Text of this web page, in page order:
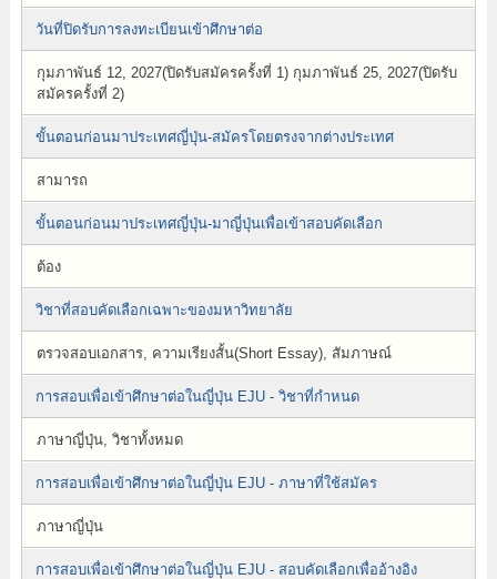
วันที่ปิดรับการลงทะเบียนเข้าศึกษาต่อ
กุมภาพันธ์ 12, 2027(ปิดรับสมัครครั้งที่ 1) กุมภาพันธ์ 25, 2027(ปิดรับ
สมัครครั้งที่ 2)
ขั้นตอนก่อนมาประเทศญี่ปุ่น-สมัครโดยตรงจากต่างประเทศ
สามารถ
ขั้นตอนก่อนมาประเทศญี่ปุ่น-มาญี่ปุ่นเพื่อเข้าสอบคัดเลือก
ต้อง
วิชาที่สอบคัดเลือกเฉพาะของมหาวิทยาลัย
ตรวจสอบเอกสาร, ความเรียงสั้น(Short Essay), สัมภาษณ์
การสอบเพื่อเข้าศึกษาต่อในญี่ปุ่น EJU - วิชาที่กำหนด
ภาษาญี่ปุ่น, วิชาทั้งหมด
การสอบเพื่อเข้าศึกษาต่อในญี่ปุ่น EJU - ภาษาที่ใช้สมัคร
ภาษาญี่ปุ่น
การสอบเพื่อเข้าศึกษาต่อในญี่ปุ่น EJU - สอบคัดเลือกเพื่ออ้างอิง